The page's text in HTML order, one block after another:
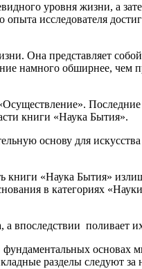
уровня жизни, а
исследователя
Она представляет
намного обширнее, чем
книги «Наука Бытия».
основу для
книги «Наука Бытия»
в категориях
впоследствии поливает
основах
разделы следуют за